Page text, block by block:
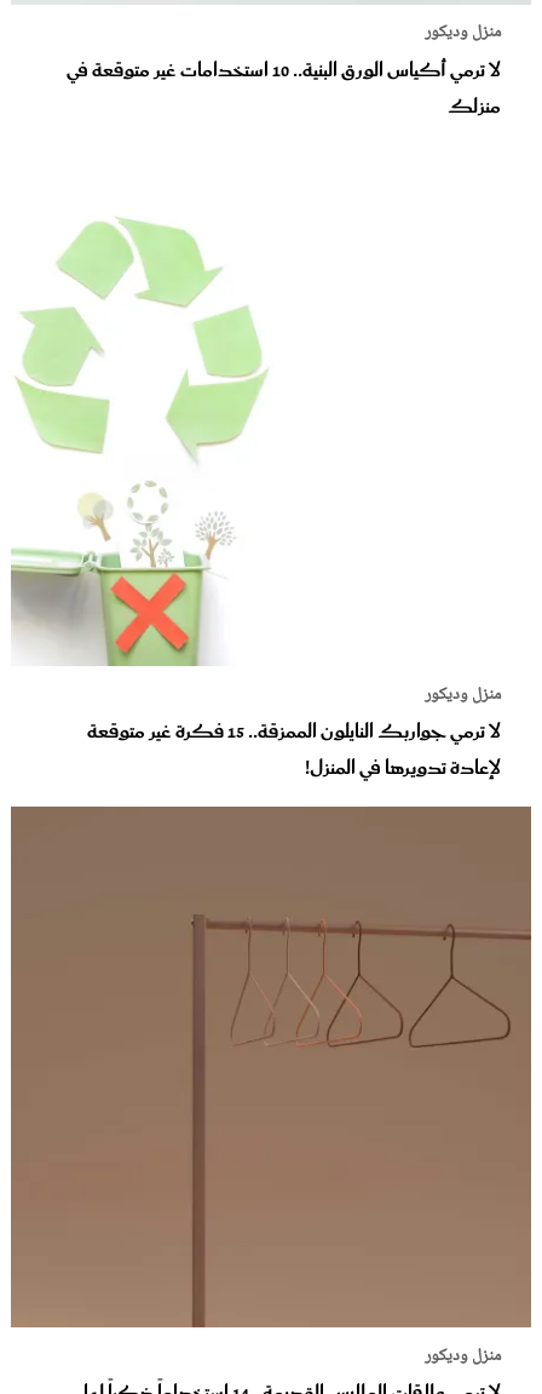
منزل وديكور
لا ترمي أكياس الورق البنية.. 10 استخدامات غير متوقعة في
منزلك
منزل وديكور
لا ترمي جواربك النايلون الممزقة.. 15 فكرة غير متوقعة
لإعادة تدويرها في المنزل!
منزل وديكور